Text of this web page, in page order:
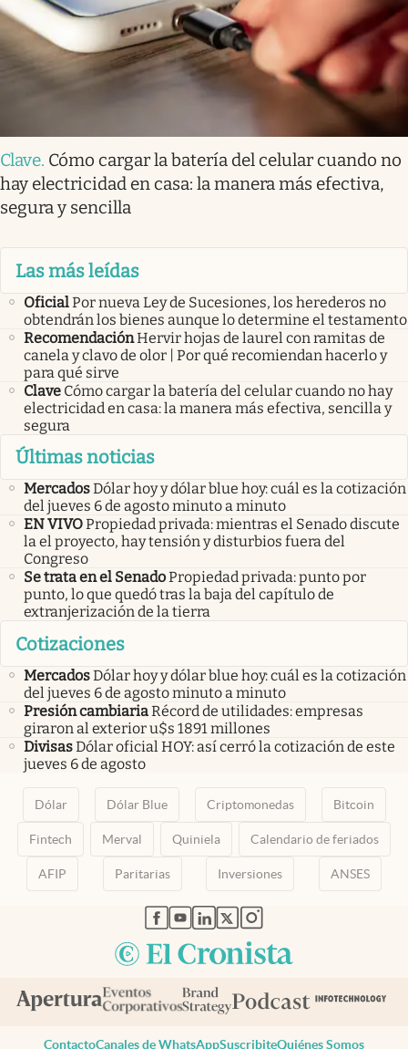
Clave. Cómo cargar la batería del celular cuando no
hay electricidad en casa: la manera más efectiva,
segura y sencilla
Las más leídas
OficialPor nueva Ley de Sucesiones, los herederos no
obtendrán los bienes aunque lo determine el testamento
RecomendaciónHervir hojas de laurel con ramitas de
canela y clavo de olor | Por qué recomiendan hacerlo y
para qué sirve
Clave Cómo cargar la batería del celular cuando no hay
electricidad en casa: la manera más efectiva, sencilla y
segura
Últimas noticias
MercadosDólar hoy y dólar blue hoy: cuál es la cotización
del jueves 6 de agosto minuto a minuto
EN VIVOPropiedad privada: mientras el Senado discute
la el proyecto, hay tensión y disturbios fuera del
Congreso
Se trata en el SenadoPropiedad privada: punto por
punto, lo que quedó tras la baja del capítulo de
extranjerización de la tierra
Cotizaciones
MercadosDólar hoy y dólar blue hoy: cuál es la cotización
del jueves 6 de agosto minuto a minuto
Presión cambiariaRécord de utilidades: empresas
giraron al exterior u$s 1891 millones
DivisasDólar oficial HOY: así cerró la cotización de este
jueves 6 de agosto
Dólar Dólar Blue Criptomonedas Bitcoin
Fintech Merval Quiniela Calendario de feriados
AFIP Paritarias Inversiones ANSES
abre en nueva pestaña
abre en nueva pestaña
abre en nueva pestaña
abre en nueva pestaña
abre en nueva pestaña
ContactoCanales de WhatsAppSuscribiteQuiénes Somos